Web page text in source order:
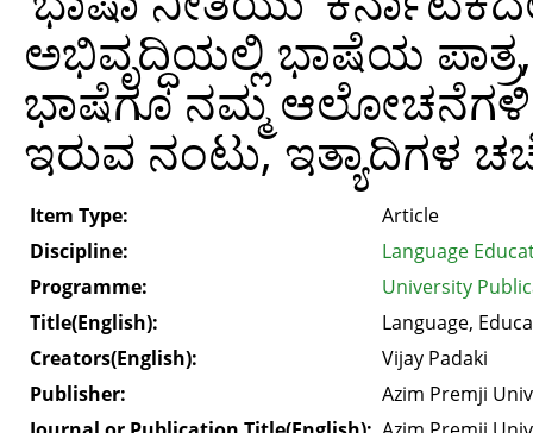
ಅಭಿವೃದ್ಧಿಯಲ್ಲಿ ಭಾಷೆಯ
ಭಾಷೆಗೂ ನಮ್ಮ
ಇರುವ ನಂಟು, ಇತ್ಯಾದಿಗಳ
Item Type:
Article
Discipline:
Language
Programme:
University
Title(English):
Language,
Creators(English):
Vijay Padaki
Publisher:
Azim Premji